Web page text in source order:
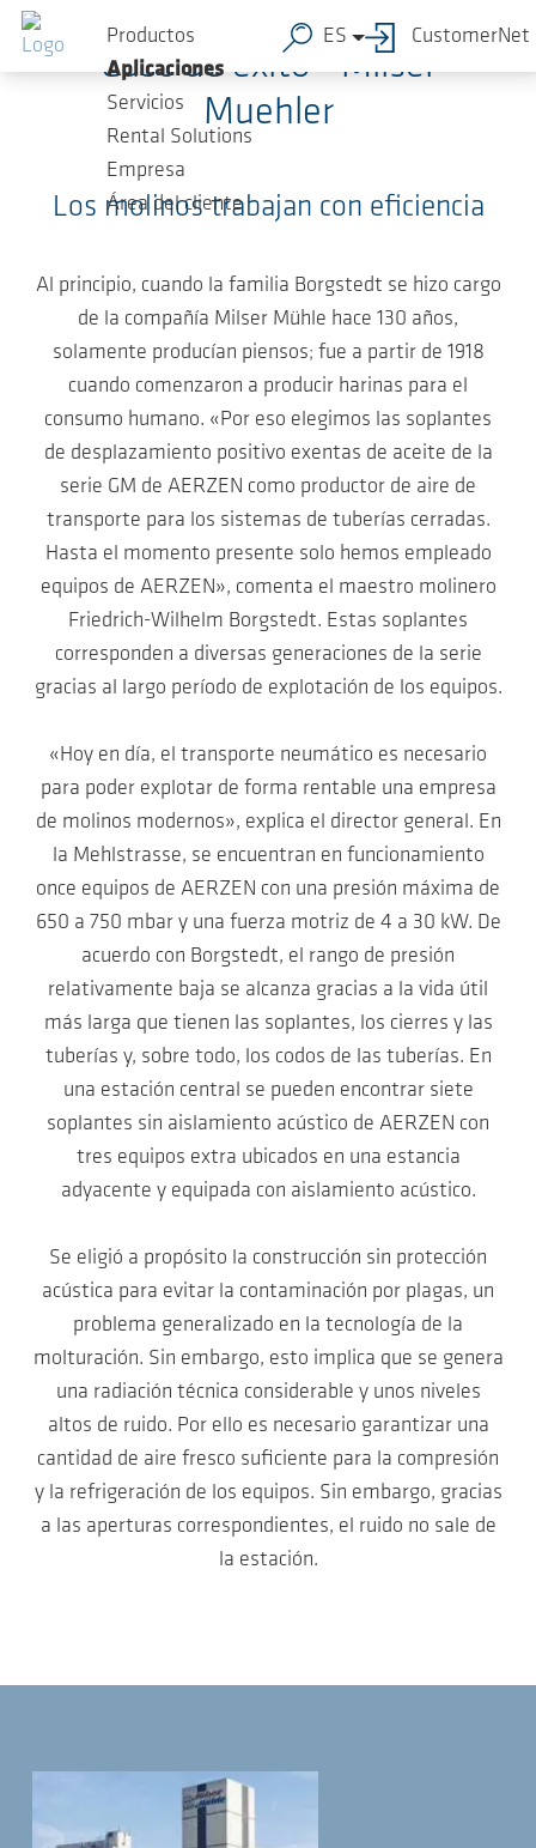
Saltar al contenido principal
Productos
Aplicaciones
Servicios
Rental Solutions
Empresa
Área del cliente
ES CustomerNet
Caso de éxito - Milser
Muehler
Los molinos trabajan con eficiencia
Al principio, cuando la familia Borgstedt se hizo cargo
de la compañía Milser Mühle hace 130 años,
solamente producían piensos; fue a partir de 1918
cuando comenzaron a producir harinas para el
consumo humano. «Por eso elegimos las soplantes
de desplazamiento positivo exentas de aceite de la
serie GM de AERZEN como productor de aire de
transporte para los sistemas de tuberías cerradas.
Hasta el momento presente solo hemos empleado
equipos de AERZEN», comenta el maestro molinero
Friedrich-Wilhelm Borgstedt. Estas soplantes
corresponden a diversas generaciones de la serie
gracias al largo período de explotación de los equipos.
«Hoy en día, el transporte neumático es necesario
para poder explotar de forma rentable una empresa
de molinos modernos», explica el director general. En
la Mehlstrasse, se encuentran en funcionamiento
once equipos de AERZEN con una presión máxima de
650 a 750 mbar y una fuerza motriz de 4 a 30 kW. De
acuerdo con Borgstedt, el rango de presión
relativamente baja se alcanza gracias a la vida útil
más larga que tienen las soplantes, los cierres y las
tuberías y, sobre todo, los codos de las tuberías. En
una estación central se pueden encontrar siete
soplantes sin aislamiento acústico de AERZEN con
tres equipos extra ubicados en una estancia
adyacente y equipada con aislamiento acústico.
Se eligió a propósito la construcción sin protección
acústica para evitar la contaminación por plagas, un
problema generalizado en la tecnología de la
molturación. Sin embargo, esto implica que se genera
una radiación técnica considerable y unos niveles
altos de ruido. Por ello es necesario garantizar una
cantidad de aire fresco suficiente para la compresión
y la refrigeración de los equipos. Sin embargo, gracias
a las aperturas correspondientes, el ruido no sale de
la estación.